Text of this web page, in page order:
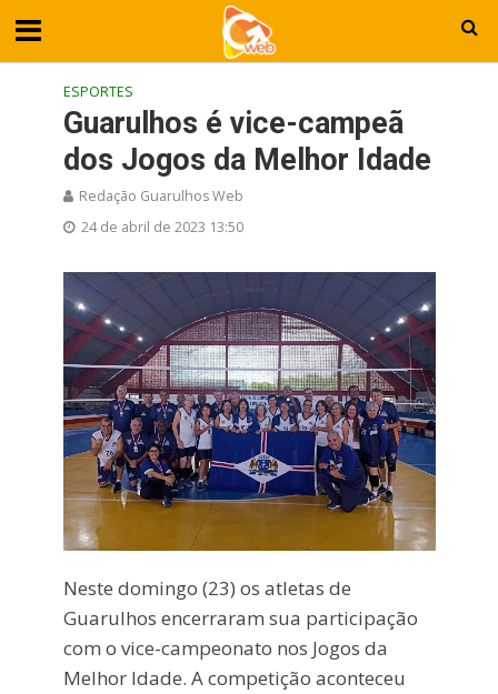
ESPORTES
Guarulhos é vice-campeã
dos Jogos da Melhor Idade
Redação Guarulhos Web
24 de abril de 2023 13:50
Neste domingo (23) os atletas de
Guarulhos encerraram sua participação
com o vice-campeonato nos Jogos da
Melhor Idade. A competição aconteceu